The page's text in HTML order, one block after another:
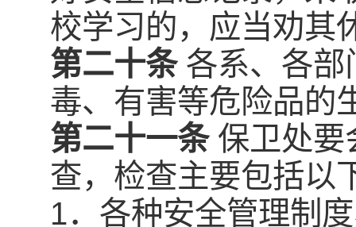
校学习的，应当劝其
第二十条各系、各部
毒、有害等危险品的
第二十一条保卫处要
查，检查主要包括以
1．各种安全管理制